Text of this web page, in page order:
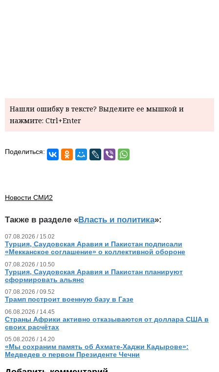
Нашли ошибку в тексте? Выделите ее мышкой и
нажмите: Ctrl+Enter
Поделиться:
Новости СМИ2
Также в разделе «Власть и политика»:
07.08.2026 / 15.02
Турция, Саудовская Аравия и Пакистан подписали
«Мекканское соглашение» о коллективной обороне
07.08.2026 / 10.50
Турция, Саудовская Аравия и Пакистан планируют
сформировать альянс
07.08.2026 / 09.52
Трамп построит военную базу в Газе
06.08.2026 / 14.45
Страны Африки активно отказываются от доллара США в
своих расчётах
05.08.2026 / 14.20
«Мы сохраним память об Ахмате-Хаджи Кадырове»:
Медведев о первом Президенте Чечни